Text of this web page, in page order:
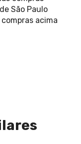
São Paulo
acima